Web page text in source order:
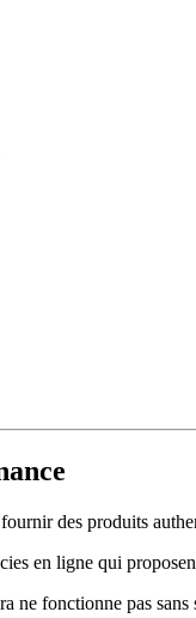
des produits
en ligne qui
ne fonctionne pas